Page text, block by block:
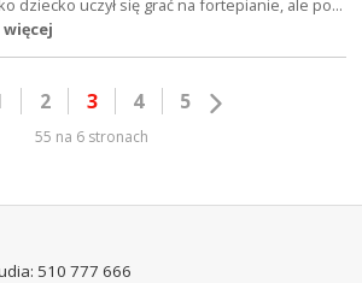
dziecko uczył się grać na fortepianie, ale po…
więcej
2 3 4 5
55 na 6 stronach
510 777 666